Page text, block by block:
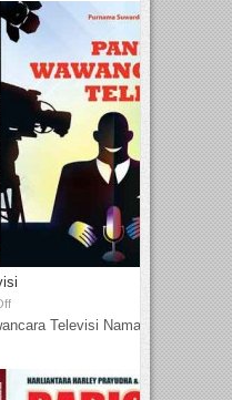
Televisi Nama